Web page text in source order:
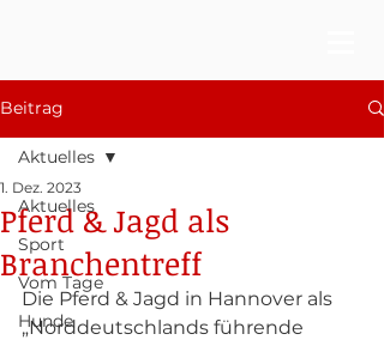
Beitrag
Aktuelles
Sport
Vom Tage
Hunde
Aktuelles
Pferd & Jagd als
Branchentreff
1. Dez. 2023
Die Pferd & Jagd in Hannover als
„Norddeutschlands führende